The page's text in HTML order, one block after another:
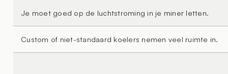
Je moet goed op de luchtstroming in je miner letten.
Custom of niet-standaard koelers nemen veel ruimte in.